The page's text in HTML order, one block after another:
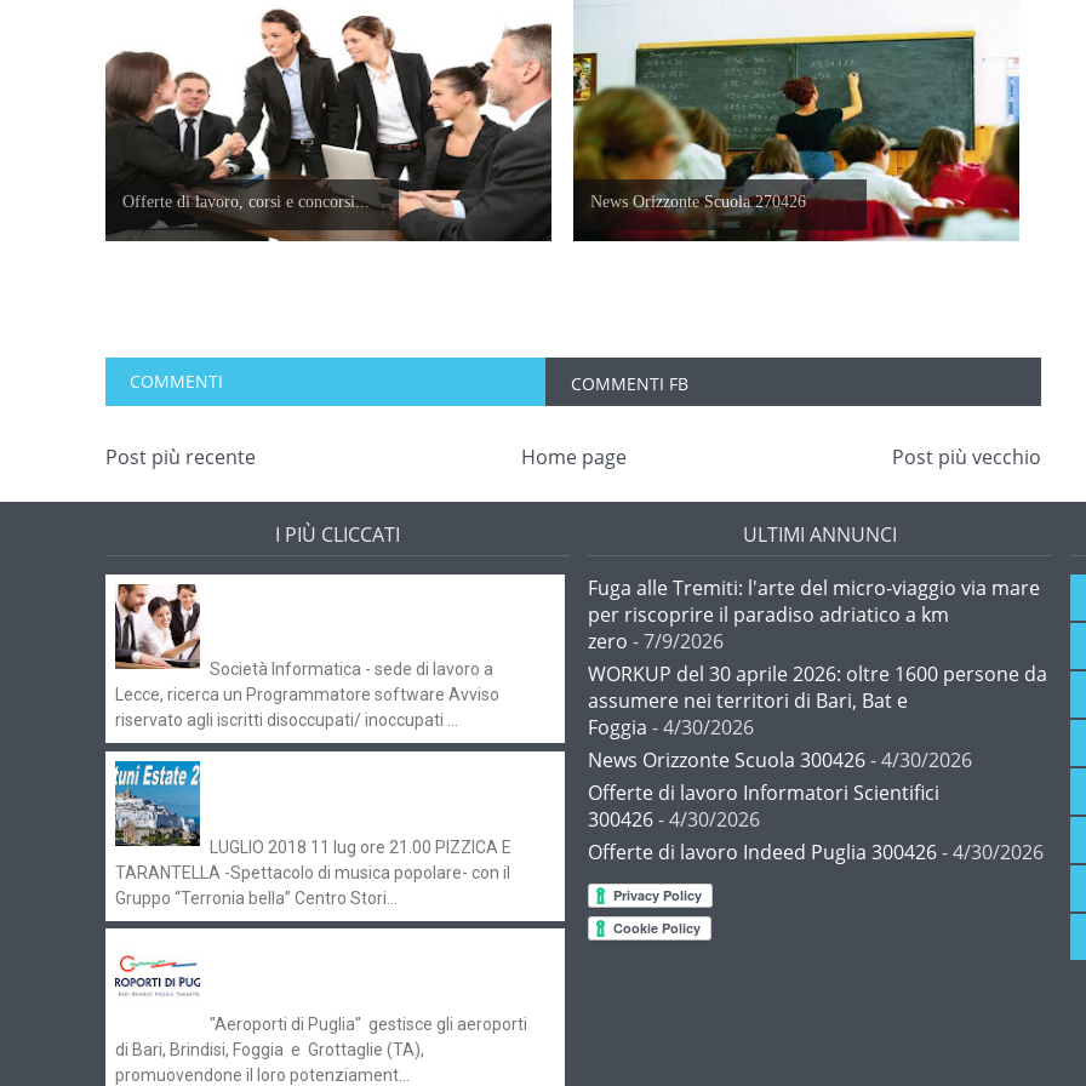
Offerte di lavoro, corsi e concorsi... News Orizzonte Scuola 270426
COMMENTI COMMENTI FB
Post più recente Post più vecchio
Home page
I PIÙ CLICCATI
Società Informatica - sede di lavoro a
Lecce, ricerca un Programmatore software Avviso
riservato agli iscritti disoccupati/ inoccupati ...
LUGLIO 2018 11 lug ore 21.00 PIZZICA E
TARANTELLA -Spettacolo di musica popolare- con il
Gruppo “Terronia bella” Centro Stori...
"Aeroporti di Puglia" gestisce gli aeroporti
di Bari, Brindisi, Foggia e Grottaglie (TA),
promuovendone il loro potenziament...
ULTIMI ANNUNCI
Fuga alle Tremiti: l'arte del micro-viaggio via mare
per riscoprire il paradiso adriatico a km
zero - 7/9/2026
WORKUP del 30 aprile 2026: oltre 1600 persone da
assumere nei territori di Bari, Bat e
Foggia - 4/30/2026
News Orizzonte Scuola 300426- 4/30/2026
Offerte di lavoro Informatori Scientifici
300426- 4/30/2026
Offerte di lavoro Indeed Puglia 300426- 4/30/2026